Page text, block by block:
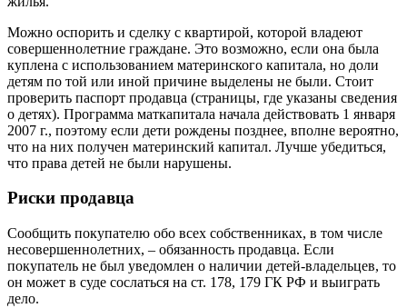
Можно оспорить и сделку с квартирой, которой владеют
совершеннолетние граждане. Это возможно, если она была
куплена с использованием материнского капитала, но доли
детям по той или иной причине выделены не были. Стоит
проверить паспорт продавца (страницы, где указаны сведения
о детях). Программа маткапитала начала действовать 1 января
2007 г., поэтому если дети рождены позднее, вполне вероятно,
что на них получен материнский капитал. Лучше убедиться,
что права детей не были нарушены.
Риски продавца
Сообщить покупателю обо всех собственниках, в том числе
несовершеннолетних, – обязанность продавца. Если
покупатель не был уведомлен о наличии детей-владельцев, то
он может в суде сослаться на ст. 178, 179 ГК РФ и выиграть
дело.